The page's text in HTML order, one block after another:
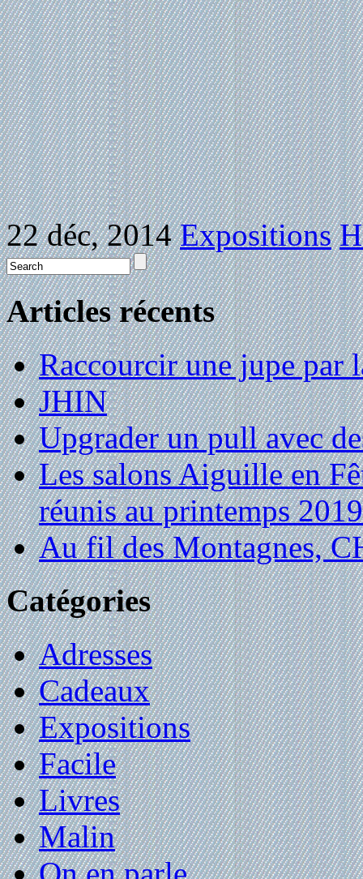
22 déc, 2014 Expositions
Articles récents
Raccourcir une jupe par
JHIN
Upgrader un pull avec
Les salons Aiguille en
réunis au printemps 2019
Au fil des Montagnes,
Catégories
Adresses
Cadeaux
Expositions
Facile
Livres
Malin